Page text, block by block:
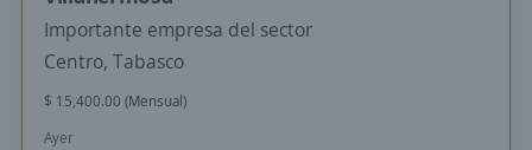
Importante empresa del sector
Centro, Tabasco
$ 15,400.00 (Mensual)
Ayer